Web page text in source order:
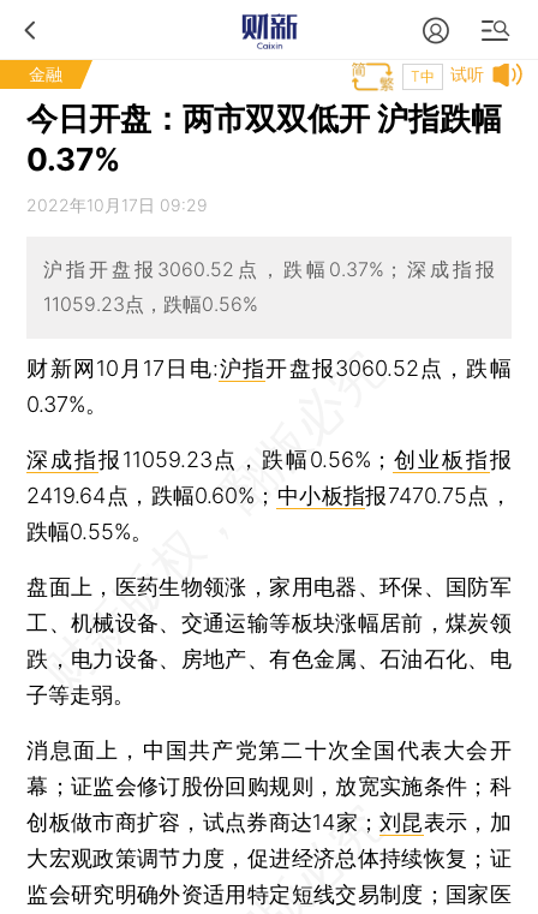
金融 试听
T中
今日开盘：两市双双低开 沪指跌幅
0.37%
2022年10月17日 09:29
沪指开盘报3060.52点，跌幅0.37%；深成指报
11059.23点，跌幅0.56%
财新网10月17日电:沪指开盘报3060.52点，跌幅
0.37%。
深成指报11059.23点，跌幅0.56%； 创业板指报
2419.64点，跌幅0.60%； 中小板指报7470.75点，
跌幅0.55%。
盘面上，医药生物领涨，家用电器、环保、国防军
工、机械设备、交通运输等板块涨幅居前，煤炭领
跌，电力设备、房地产、有色金属、石油石化、电
子等走弱。
消息面上，中国共产党第二十次全国代表大会开
幕；证监会修订股份回购规则，放宽实施条件；科
创板做市商扩容，试点券商达14家； 刘昆表示，加
大宏观政策调节力度，促进经济总体持续恢复；证
监会研究明确外资适用特定短线交易制度；国家医